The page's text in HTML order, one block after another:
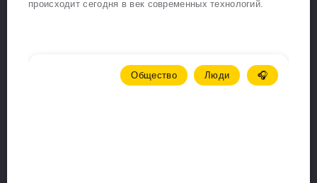
происходит сегодня в век современных технологий.
Общество Люди 🎧